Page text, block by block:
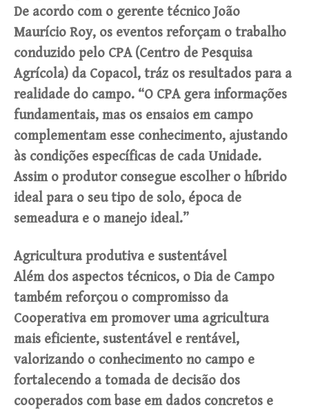
De acordo com o gerente técnico João
Maurício Roy, os eventos reforçam o trabalho
conduzido pelo CPA (Centro de Pesquisa
Agrícola) da Copacol, tráz os resultados para a
realidade do campo. “O CPA gera informações
fundamentais, mas os ensaios em campo
complementam esse conhecimento, ajustando
às condições específicas de cada Unidade.
Assim o produtor consegue escolher o híbrido
ideal para o seu tipo de solo, época de
semeadura e o manejo ideal.”
Agricultura produtiva e sustentável
Além dos aspectos técnicos, o Dia de Campo
também reforçou o compromisso da
Cooperativa em promover uma agricultura
mais eficiente, sustentável e rentável,
valorizando o conhecimento no campo e
fortalecendo a tomada de decisão dos
cooperados com base em dados concretos e